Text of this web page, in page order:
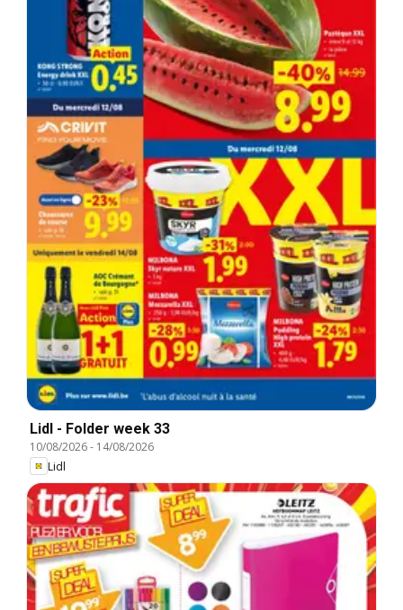
Lidl - Folder week 33
10/08/2026- 14/08/2026
Lidl